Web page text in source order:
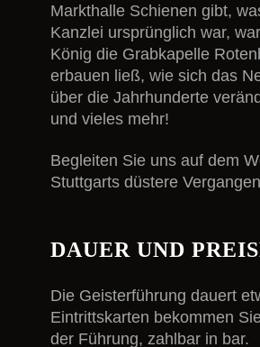
Markthalle Schienen gibt,
Kanzlei ursprünglich war,
König die Grabkapelle
erbauen ließ, wie sich das
über die Jahrhunderte
und vieles mehr!
Begleiten Sie uns auf dem
Stuttgarts düstere
DAUER UND
Die Geisterführung dauert
Eintrittskarten bekommen
der Führung, zahlbar in bar.